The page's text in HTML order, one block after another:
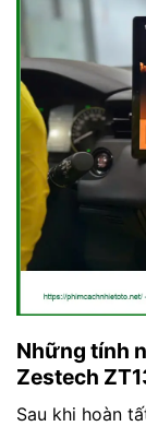
Những tính
Zestech
Sau khi hoàn